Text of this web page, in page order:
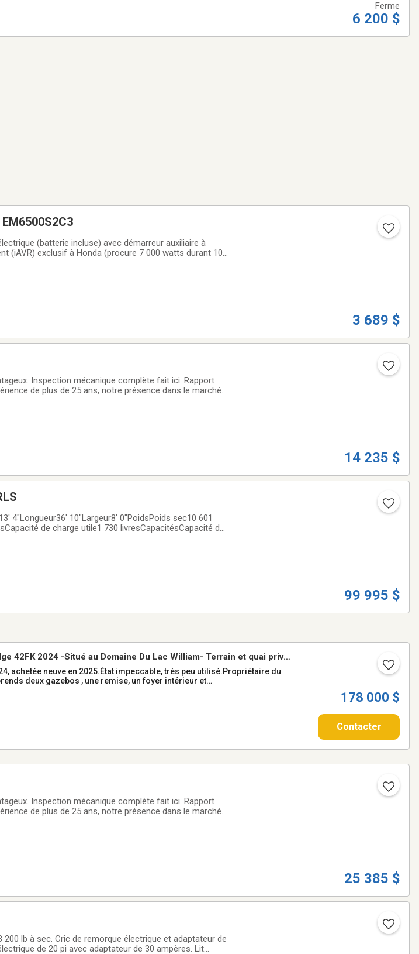
Ferme
6 200 $
(iAVR) exclusif à Honda (procure 7 000 watts durant 10
3 689 $
Inspection mécanique complète fait ici. Rapport
de plus de 25 ans, notre présence dans le marché
14 235 $
4"Longueur36' 10"Largeur8' 0"PoidsPoids sec10 601
de charge utile1 730 livresCapacitésCapacité de
99 995 $
178 000 $
Contacter
42FK 2024 -Situé au Domaine Du Lac William- Terrain et quai privé
utilisé.Propriétaire du
deux gazebos , une remise, un foyer intérieur et
Inspection mécanique complète fait ici. Rapport
de plus de 25 ans, notre présence dans le marché
25 385 $
200 lb à sec. Cric de remorque électrique et adaptateur de
de 20 pi avec adaptateur de 30 ampères. Lit